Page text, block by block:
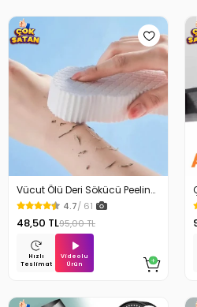
Vücut Ölü Deri Sökücü Peeling
Banyo Duş Süngeri
4.7/ 61
48,50 TL95,00 TL
Hızlı
Teslimat
Videolu
Ürün